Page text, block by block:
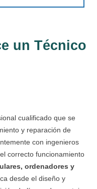
un Técnico
cualificado que se
y reparación de
con ingenieros
correcto funcionamiento
ordenadores y
desde el diseño y